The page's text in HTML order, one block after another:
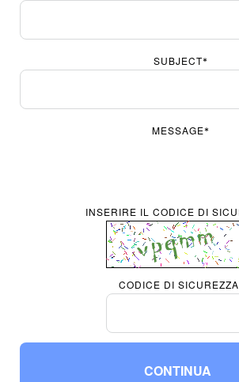
SUBJECT*
MESSAGE*
INSERIRE IL CODICE DI
CODICE DI
CONTINUA